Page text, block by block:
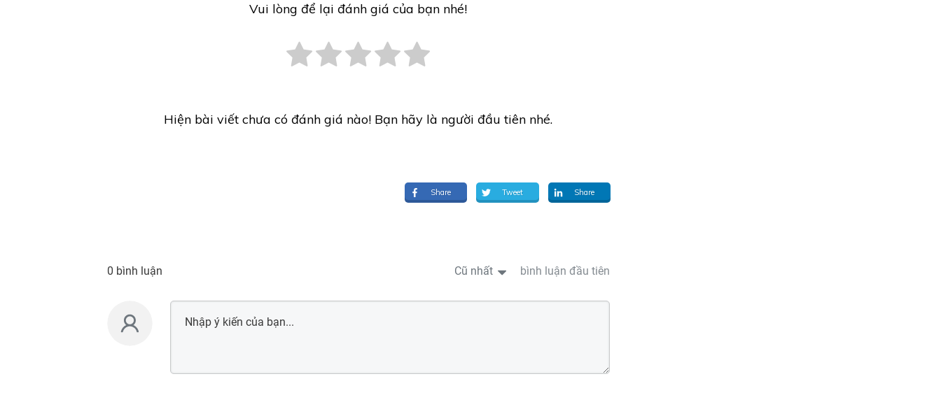
Vui lòng để lại đánh giá của bạn nhé!
Hiện bài viết chưa có đánh giá nào! Bạn hãy là người đầu tiên nhé.
Share Tweet Share
0 bình luận Cũ nhất bình luận đầu tiên